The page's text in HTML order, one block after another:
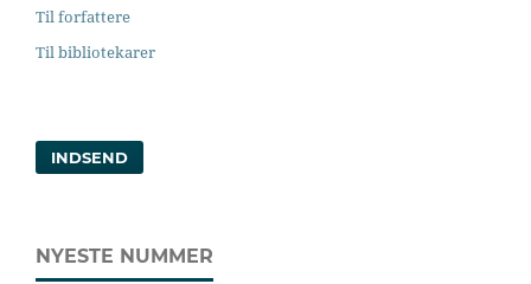
Til forfattere
Til bibliotekarer
INDSEND
NYESTE NUMMER